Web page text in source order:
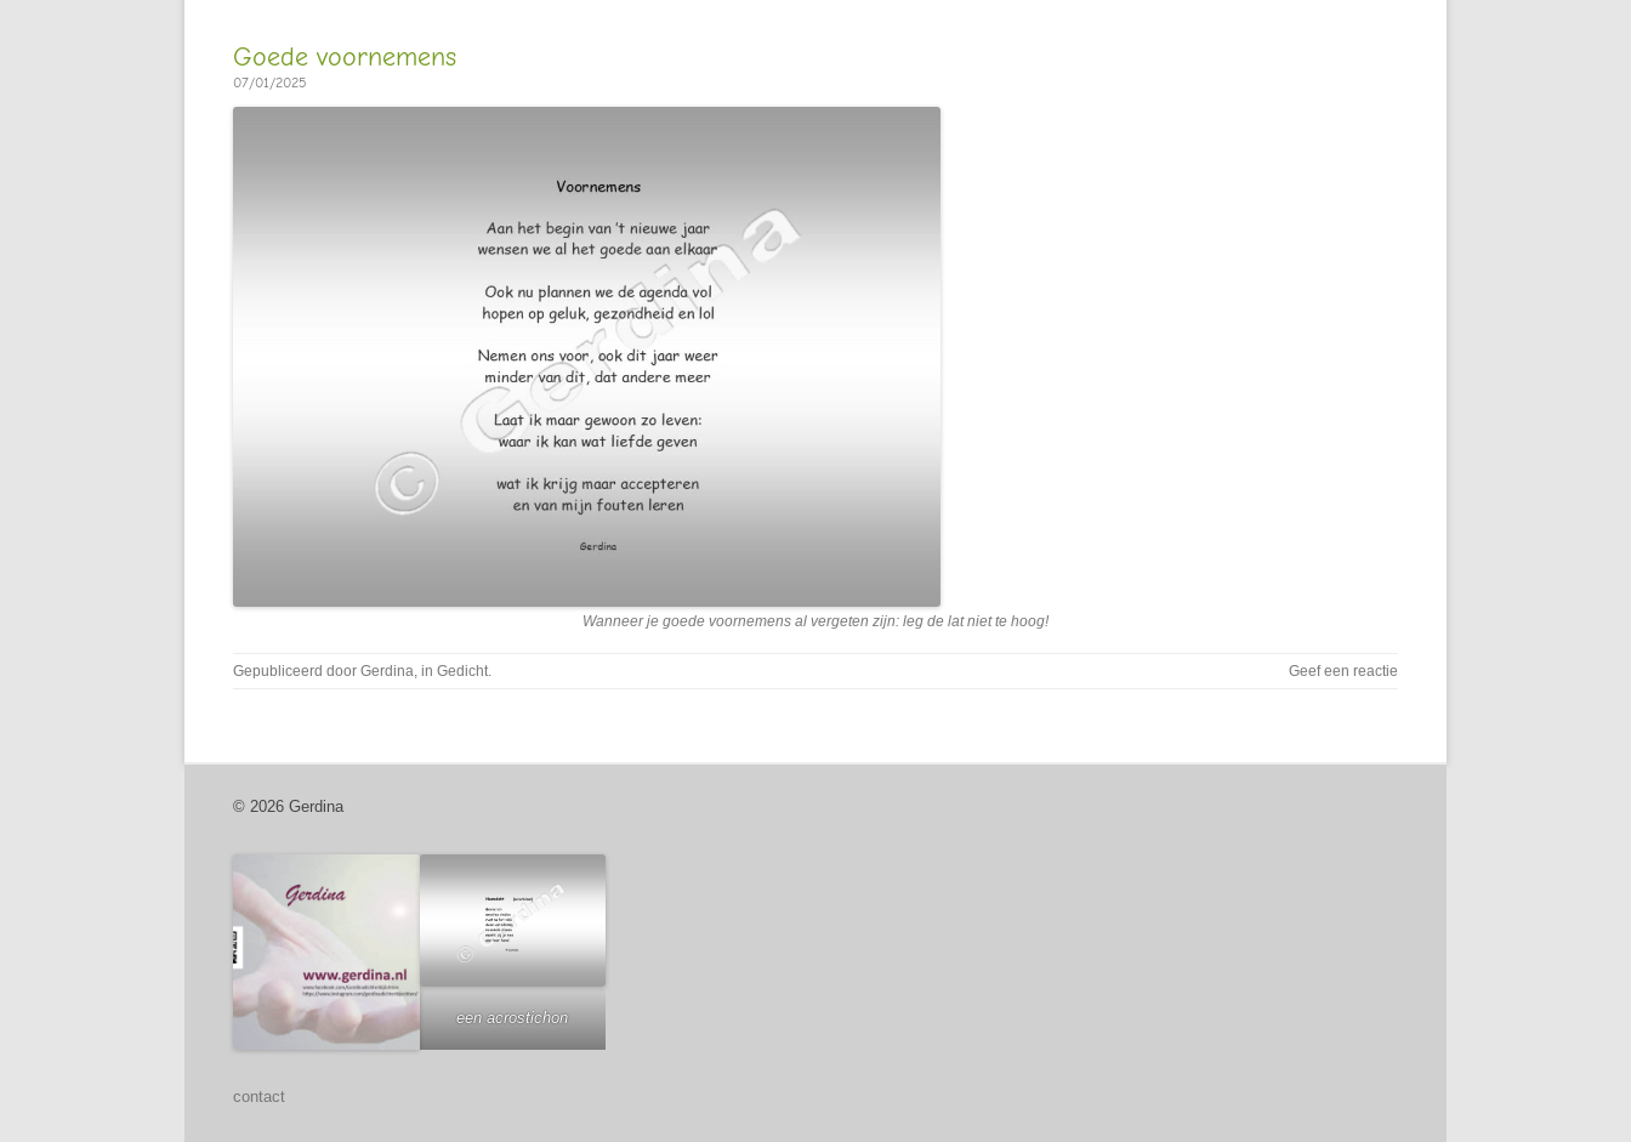
Goede voornemens
07/01/2025
Wanneer je goede voornemens al vergeten zijn: leg de lat niet te hoog!
Gepubliceerd door Gerdina, in Gedicht. Geef een reactie
© 2026 Gerdina
een acrostichon
contact